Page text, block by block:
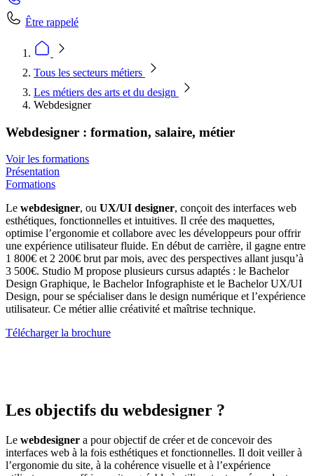
Être rappelé
Tous les secteurs métiers
Les métiers des arts et du design
Webdesigner
Webdesigner : formation, salaire, métier
Voir les formations
Présentation
Formations
Le webdesigner, ou UX/UI designer, conçoit des interfaces web
esthétiques, fonctionnelles et intuitives. Il crée des maquettes,
optimise l’ergonomie et collabore avec les développeurs pour offrir
une expérience utilisateur fluide. En début de carrière, il gagne entre
1 800€ et 2 200€ brut par mois, avec des perspectives allant jusqu’à
3 500€. Studio M propose plusieurs cursus adaptés : le Bachelor
Design Graphique, le Bachelor Infographiste et le Bachelor UX/UI
Design, pour se spécialiser dans le design numérique et l’expérience
utilisateur. Ce métier allie créativité et maîtrise technique.
Télécharger la brochure
Les objectifs du webdesigner ?
Le webdesigner a pour objectif de créer et de concevoir des
interfaces web à la fois esthétiques et fonctionnelles. Il doit veiller à
l’ergonomie du site, à la cohérence visuelle et à l’expérience